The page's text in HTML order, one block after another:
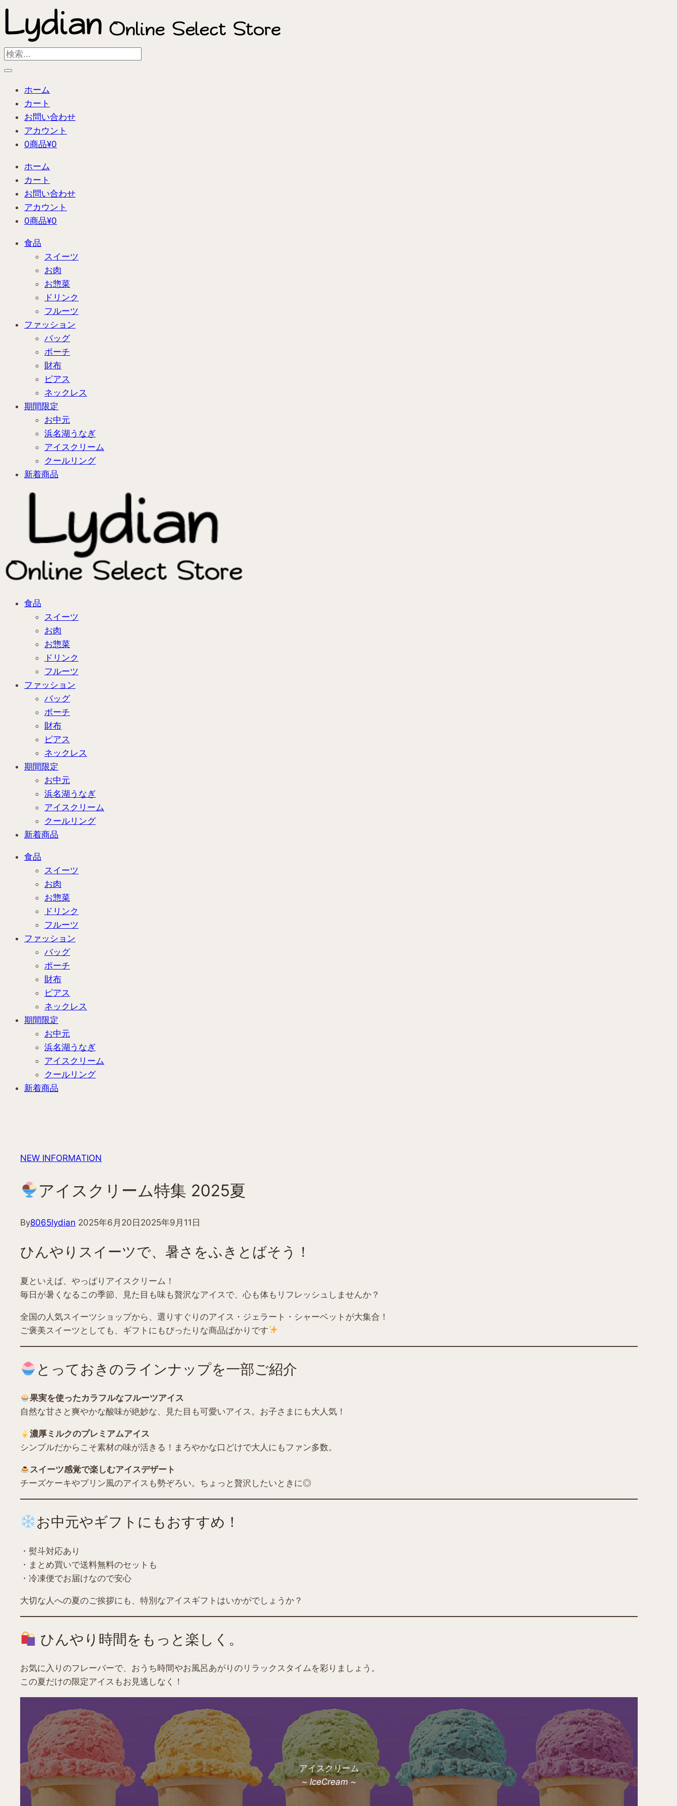
内
を
ス
Search
...
ホーム
カート
お問い合わせ
アカウント
0商品¥0
ホーム
カート
お問い合わせ
アカウント
0商品¥0
食品
スイーツ
お肉
お惣菜
ドリンク
フルーツ
ファッション
バッグ
ポーチ
財布
ピアス
ネックレス
期間限定
お中元
浜名湖うなぎ
アイスクリーム
クールリング
新着商品
食品
スイーツ
お肉
お惣菜
ドリンク
フルーツ
ファッション
バッグ
ポーチ
財布
ピアス
ネックレス
期間限定
お中元
浜名湖うなぎ
アイスクリーム
クールリング
新着商品
食品
スイーツ
お肉
お惣菜
ドリンク
フルーツ
ファッション
バッグ
ポーチ
財布
ピアス
ネックレス
期間限定
お中元
浜名湖うなぎ
アイスクリーム
クールリング
新着商品
NEW INFORMATION
アイスクリーム特集 2025夏
By8065lydian 2025年6月20日 2025年9月11日
ひんやりスイーツで、暑さをふきとばそう！
夏といえば、やっぱりアイスクリーム！
毎日が暑くなるこの季節、見た目も味も贅沢なアイスで、心も体もリフレッシュしませんか？
全国の人気スイーツショップから、選りすぐりのアイス・ジェラート・シャーベットが大集合！
ご褒美スイーツとしても、ギフトにもぴったりな商品ばかりです
とっておきのラインナップを一部ご紹介
果実を使ったカラフルなフルーツアイス
自然な甘さと爽やかな酸味が絶妙な、見た目も可愛いアイス。お子さまにも大人気！
濃厚ミルクのプレミアムアイス
シンプルだからこそ素材の味が活きる！まろやかな口どけで大人にもファン多数。
スイーツ感覚で楽しむアイスデザート
チーズケーキやプリン風のアイスも勢ぞろい。ちょっと贅沢したいときに◎
お中元やギフトにもおすすめ！
・熨斗対応あり
・まとめ買いで送料無料のセットも
・冷凍便でお届けなので安心
大切な人への夏のご挨拶にも、特別なアイスギフトはいかがでしょうか？
ひんやり時間をもっと楽しく。
お気に入りのフレーバーで、おうち時間やお風呂あがりのリラックスタイムを彩りましょう。
この夏だけの限定アイスもお見逃しなく！
アイスクリーム
~IceCream ~